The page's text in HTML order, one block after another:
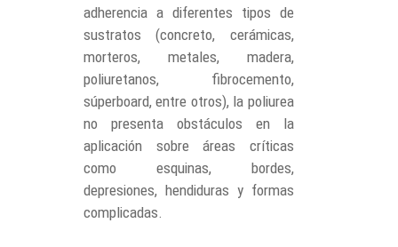
adherencia a diferentes tipos de
sustratos (concreto, cerámicas,
morteros, metales, madera,
poliuretanos, fibrocemento,
súperboard, entre otros), la poliurea
no presenta obstáculos en la
aplicación sobre áreas críticas
como esquinas, bordes,
depresiones, hendiduras y formas
complicadas.